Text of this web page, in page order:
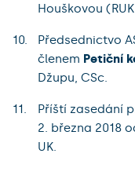
Houškovou
Předsednictvo
členem Petiční
Džupu, CSc.
Příští zasedání
2. března 2018
UK.